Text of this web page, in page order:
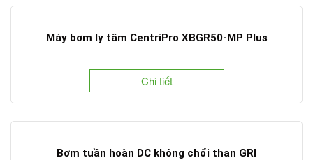
Máy bơm ly tâm CentriPro XBGR50-MP Plus
Chi tiết
Bơm tuần hoàn DC không chổi than GRI